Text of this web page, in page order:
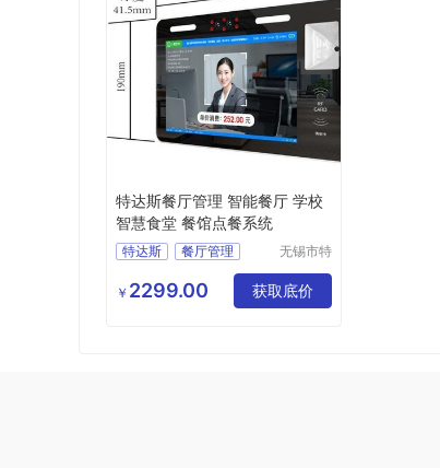
特达斯餐厅管理 智能餐厅 学校
智慧食堂 餐馆点餐系统
特达斯
餐厅管理
学校食堂
点餐系统
无锡市特
科技有限
公司
￥ 2299.00 获取底价